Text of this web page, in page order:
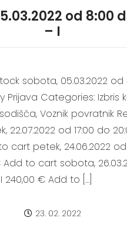
od 8:00
– I
sobota, 05.03.2022
Prijava Categories: Izbris
Voznik povratnik
22.07.2022 od 17:00 do
cart petek, 24.06.2022 od
Add to cart sobota,
240,00 € Add to […]
23. 02. 2022